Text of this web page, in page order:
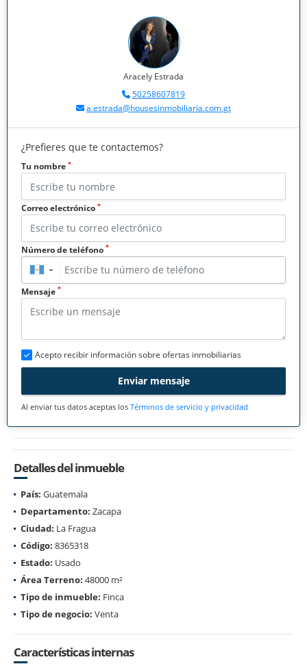
Aracely Estrada
50258607819
a.estrada@housesinmobiliaria.com.gt
¿Prefieres que te contactemos?
Tu nombre *
Correo electrónico *
Número de teléfono *
▼
Mensaje *
Acepto recibir información sobre ofertas inmobiliarias
Enviar mensaje
Al enviar tus datos aceptas los Términos de servicio y privacidad
Detalles del inmueble
País: Guatemala
Departamento: Zacapa
Ciudad: La Fragua
Código: 8365318
Estado: Usado
Área Terreno: 48000 m²
Tipo de inmueble: Finca
Tipo de negocio: Venta
Características internas